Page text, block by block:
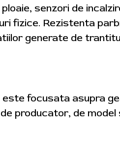
senzori de
fizice. Rezistenta
generate de
focusata asupra
producator, de model